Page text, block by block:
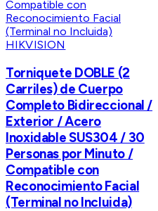
HIKVISION
Torniquete DOBLE (2
Carriles) de Cuerpo
Completo Bidireccional /
Exterior / Acero
Inoxidable SUS304 / 30
Personas por Minuto /
Compatible con
Reconocimiento Facial
(Terminal no Incluida)